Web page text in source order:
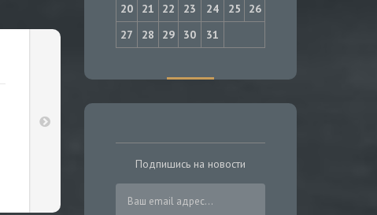
20
21 22 23 24 25
26
27
28 29 30 31
Подпишись на новости